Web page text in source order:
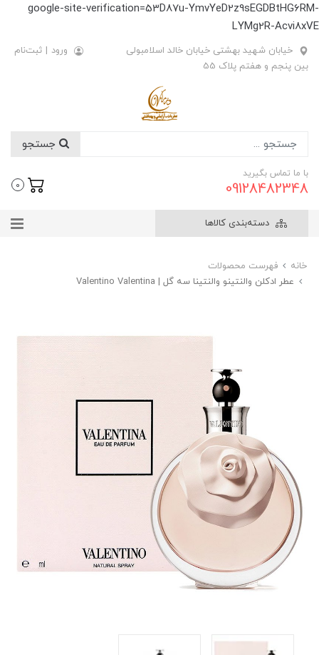
google-site-verification=53D87u-YmvYeD2z9sEGDBtHG6RM-
LYMg2R-Acvi8xVE
خیابان شهید بهشتی خیابان خالد اسلامبولی
بین پنجم و هفتم پلاک 55
ورود | ثبت‌نام
با ما تماس بگیرید
09128482348
0
دسته‌بندی کالاها
خانه
فهرست محصولات
عطر ادکلن والنتینو والنتینا سه گل | Valentino Valentina